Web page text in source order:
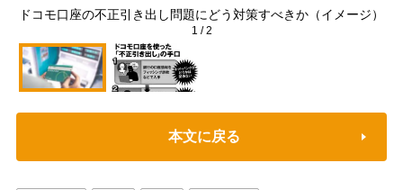
ドコモ口座の不正引き出し問題にどう対策すべきか（イメージ）
1 /2
本文に戻る